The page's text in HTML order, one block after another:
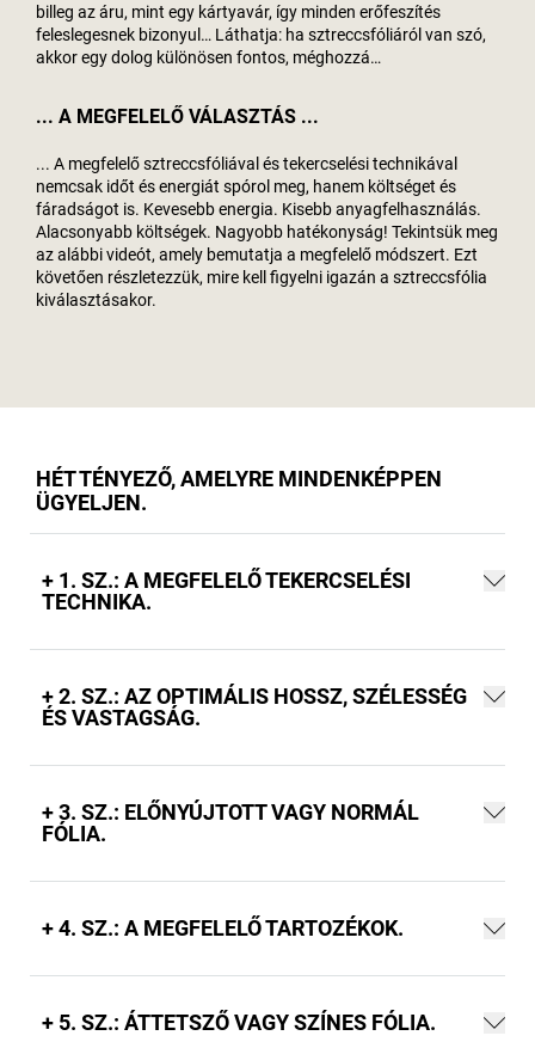
billeg az áru, mint egy kártyavár, így minden erőfeszítés
feleslegesnek bizonyul… Láthatja: ha sztreccsfóliáról van szó,
akkor egy dolog különösen fontos, méghozzá…
... A MEGFELELŐ VÁLASZTÁS ...
... A megfelelő sztreccsfóliával és tekercselési technikával
nemcsak időt és energiát spórol meg, hanem költséget és
fáradságot is. Kevesebb energia. Kisebb anyagfelhasználás.
Alacsonyabb költségek. Nagyobb hatékonyság! Tekintsük meg
az alábbi videót, amely bemutatja a megfelelő módszert. Ezt
követően részletezzük, mire kell figyelni igazán a sztreccsfólia
kiválasztásakor.
HÉT TÉNYEZŐ, AMELYRE MINDENKÉPPEN
ÜGYELJEN.
+ 1. SZ.: A MEGFELELŐ TEKERCSELÉSI
TECHNIKA.
+ 2. SZ.: AZ OPTIMÁLIS HOSSZ, SZÉLESSÉG
ÉS VASTAGSÁG.
+ 3. SZ.: ELŐNYÚJTOTT VAGY NORMÁL
FÓLIA.
+ 4. SZ.: A MEGFELELŐ TARTOZÉKOK.
+ 5. SZ.: ÁTTETSZŐ VAGY SZÍNES FÓLIA.